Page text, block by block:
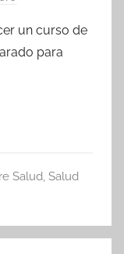
un curso de
para
Salud, Salud